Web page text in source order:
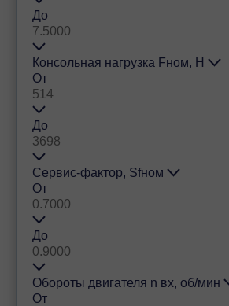
До
Консольная нагрузка Fном, Н
От
До
Сервис-фактор, Sfном
От
До
Обороты двигателя n вх, об/мин
От